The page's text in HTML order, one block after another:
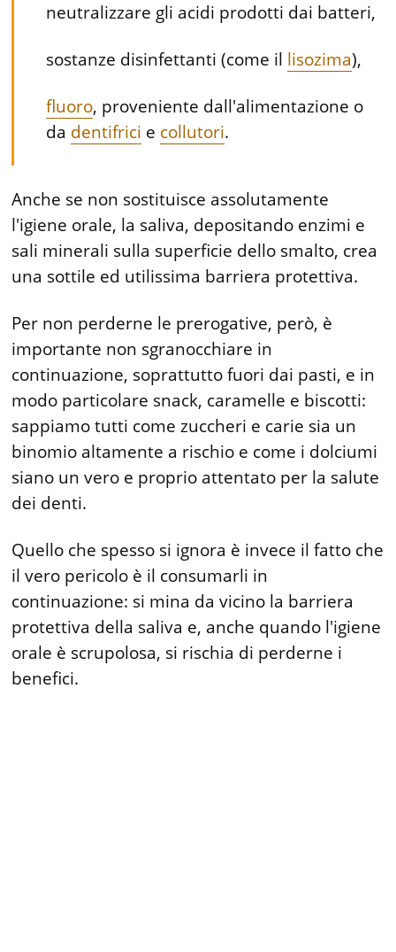
neutralizzare gli acidi prodotti dai batteri,
sostanze disinfettanti (come il lisozima),
fluoro, proveniente dall'alimentazione o
da dentifrici e collutori.
Anche se non sostituisce assolutamente
l'igiene orale, la saliva, depositando enzimi e
sali minerali sulla superficie dello smalto, crea
una sottile ed utilissima bar­riera protettiva.
Per non perderne le prerogative, però, è
importante non sgranocchiare in
continuazione, soprattutto fuori dai pasti, e in
modo particolare snack, caramelle e biscotti:
sappiamo tutti come zuccheri e carie sia un
binomio altamente a rischio e come i dolciumi
siano un vero e proprio attentato per la salute
dei denti.
Quello che spesso si ignora è invece il fatto che
il vero pericolo è il consumarli in
continuazione: si mina da vicino la barriera
protettiva della saliva e, anche quando l'igiene
orale è scrupolosa, si rischia di perderne i
benefici.